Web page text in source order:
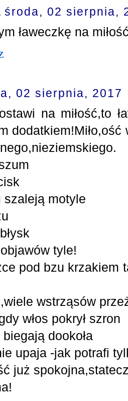
środa, 02 sierpnia,
ławeczkę na
02 sierpnia, 2017
na miłość,to
szaleją motyle
tyle!
pod bzu krzakiem
wstrząsów
włos pokrył szron
dookoła
upaja -jak potrafi
już